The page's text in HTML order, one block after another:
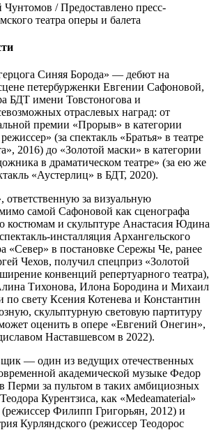
/ Предоставлено пресс-
театра оперы и балета
Синяя Борода» — дебют на
петербурженки Евгении Сафоновой,
БДТ имени Товстоногова и
отраслевых наград: от
премии «Прорыв» в категории
(за спектакль «Братья» в театре
2016) до «Золотой маски» в категории
в драматическом театре» (за ею же
«Аустерлиц» в БДТ, 2020).
ответственную за визуальную
самой Сафоновой как сценографа
костюмам и скульптуре Анастасия Юдина
инсталляция Архангельского
«Север» в постановке Сережы Че, ранее
Чехов, получил спецприз «Золотой
конвенций репертуарного театра),
Тихонова, Илона Бородина и Михаил
свету Ксения Котенева и Константин
скульптурную световую партитуру
оценить в опере «Евгений Онегин»,
Наставшевсом в 2022).
— один из ведущих отечественных
академической музыке Федор
Перми за пультом в таких амбициозных
Курентзиса, как «Medeamaterial»
Филипп Григорьян, 2012) и
Курляндского (режиссер Теодорос